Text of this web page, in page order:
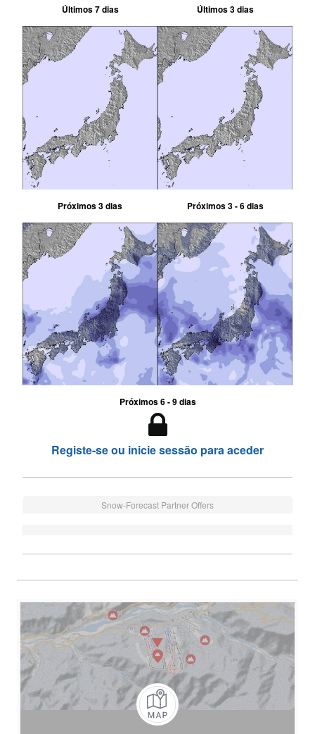
Últimos 7 dias Últimos 3 dias
Próximos 3 dias Próximos 3 - 6 dias
Próximos 6 - 9 dias
Registe-se ou inicie sessão para aceder
Snow-Forecast Partner Offers